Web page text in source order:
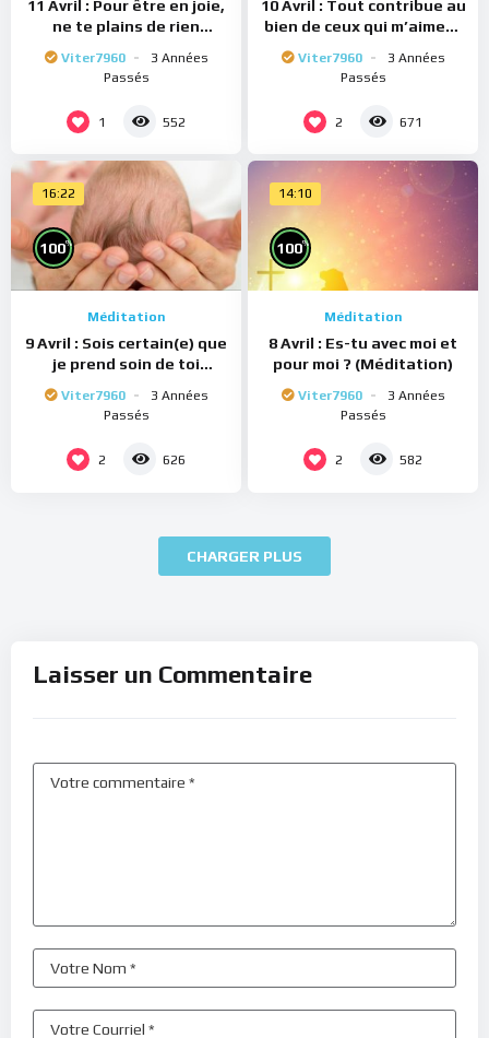
11 Avril : Pour être en joie,
ne te plains de rien
Viter7960
3 Années
Passés
1 552
10 Avril : Tout contribue au
bien de ceux qui m’aiment
Viter7960
3 Années
Passés
2 671
16:22
100%
Méditation
9 Avril : Sois certain(e) que
je prend soin de toi
Viter7960
3 Années
Passés
2 626
14:10
100%
Méditation
8 Avril : Es-tu avec moi et
pour moi ? (Méditation)
Viter7960
3 Années
Passés
2 582
CHARGER PLUS
Laisser un Commentaire